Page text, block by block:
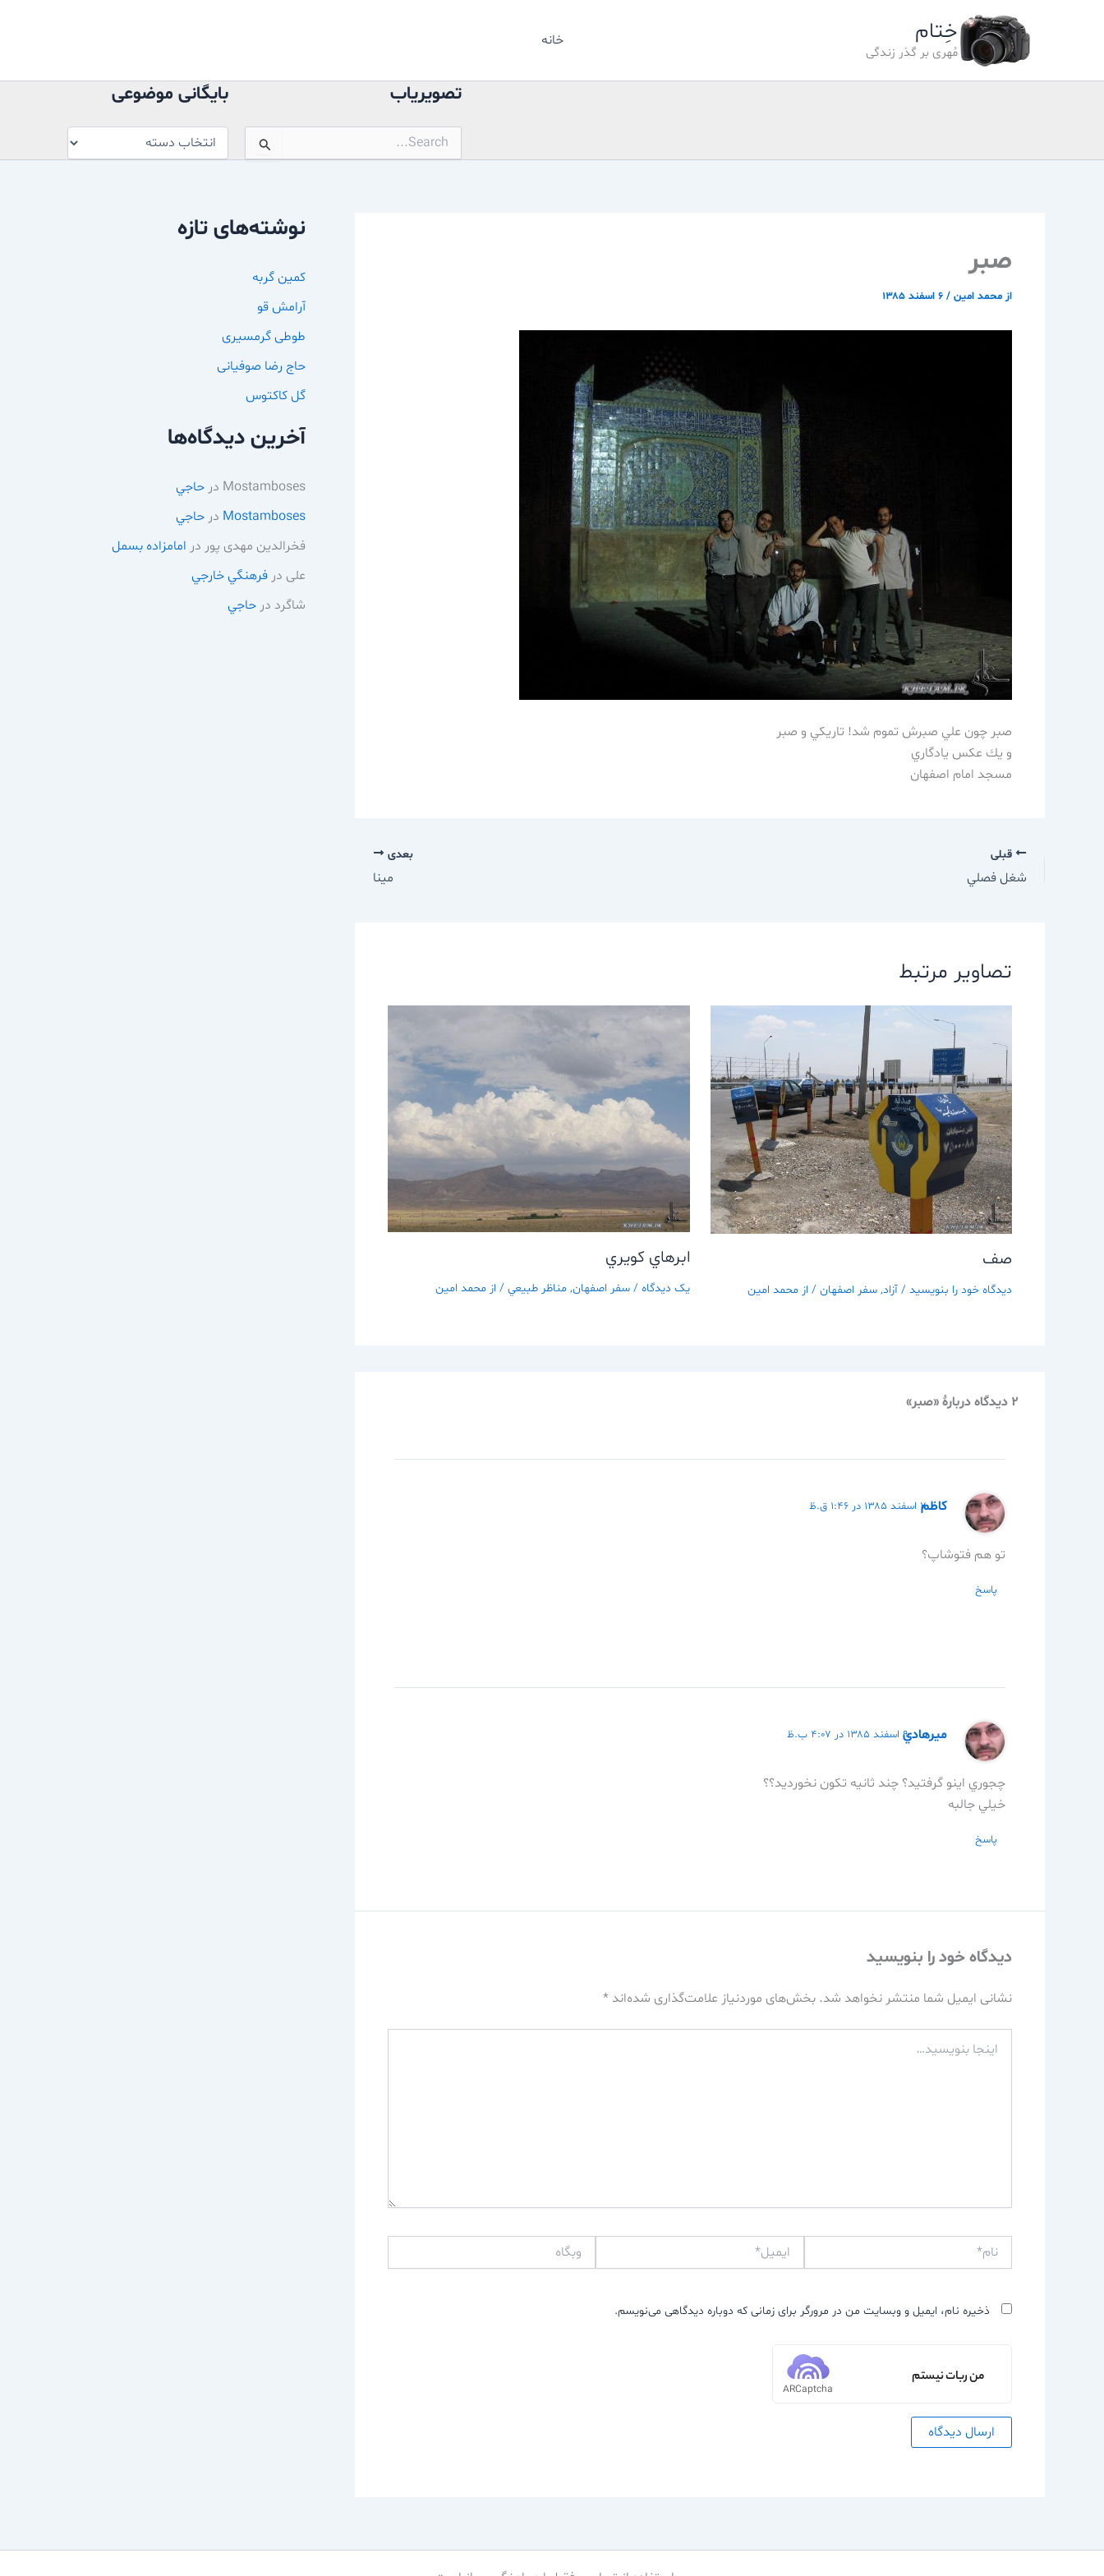
خِتام
مُهری بر گذر زندگی
خانه
تصویریاب
جستجو
برای:
بایگانی موضوعی
صبر
از محمد امین / ۶ اسفند ۱۳۸۵
صبر چون علي صبرش تموم شد! تاريكي و صبر
و يك عكس يادگاري
مسجد امام اصفهان
قبلی
شغل فصلي
بعدی
مينا
تصاویر مرتبط
صف
دیدگاه‌ خود را بنویسید / آزاد, سفر اصفهان / از محمد امین
ابرهاي كويري
یک دیدگاه /سفر اصفهان, مناظر طبيعي / از محمد امین
2 دیدگاه دربارهٔ «صبر»
كاظم
۷ اسفند ۱۳۸۵ در ۱:۴۶ ق.ظ
تو هم فتوشاپ؟
پاسخ
ميرهادي
۹ اسفند ۱۳۸۵ در ۴:۰۷ ب.ظ
چجوري اينو گرفتيد؟ چند ثانيه تكون نخورديد؟؟
خيلي جالبه
پاسخ
دیدگاه‌ خود را بنویسید
نشانی ایمیل شما منتشر نخواهد شد. بخش‌های موردنیاز علامت‌گذاری شده‌اند *
بنویسید…
ذخیره نام، ایمیل و وبسایت من در مرورگر برای زمانی که دوباره دیدگاهی می‌نویسم.
من ربات نیستم
ARCaptcha
نوشته‌های تازه
کمین گربه
آرامش قو
طوطی گرمسیری
حاج رضا صوفیانی
گل کاکتوس
آخرین دیدگاه‌ها
Mostamboses در حاجي
Mostamboses در حاجي
فخرالدین مهدی پور در امامزاده بسمل
علی در فرهنگي خارجي
شاگرد در حاجي